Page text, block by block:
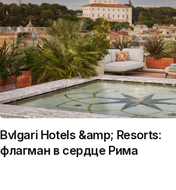
Bvlgari Hotels &amp; Resorts:
флагман в сердце Рима